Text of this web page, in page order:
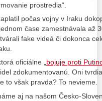
prostredia“.
počas vojny v Iraku
čase zamestnávala až
fake videá či dokonca
oficiálne „bojuje proti
zdokumentovanú. Oni
to však pravda? To nevieme.
aj na našom Česko-